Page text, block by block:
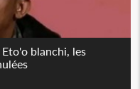
blanchi, les